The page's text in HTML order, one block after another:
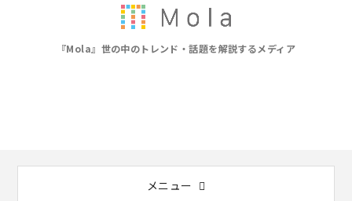
『Mola』世の中のトレンド・話題を解説するメディア
メニュー